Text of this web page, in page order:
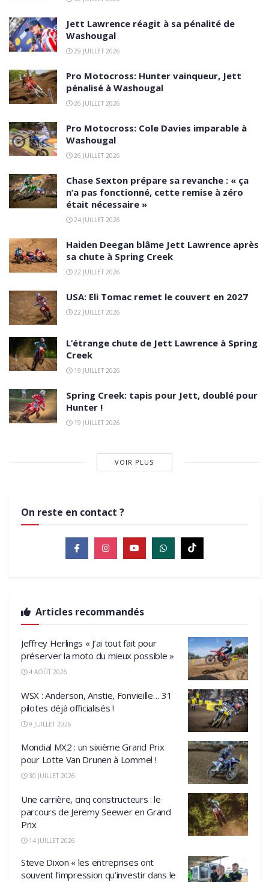
Jett Lawrence réagit à sa pénalité de
Washougal
29 JUILLET 2026
Pro Motocross: Hunter vainqueur, Jett
pénalisé à Washougal
26 JUILLET 2026
Pro Motocross: Cole Davies imparable à
Washougal
26 JUILLET 2026
Chase Sexton prépare sa revanche : « ça
n’a pas fonctionné, cette remise à zéro
était nécessaire »
24 JUILLET 2026
Haiden Deegan blâme Jett Lawrence après
sa chute à Spring Creek
22 JUILLET 2026
USA: Eli Tomac remet le couvert en 2027
22 JUILLET 2026
L’étrange chute de Jett Lawrence à Spring
Creek
19 JUILLET 2026
Spring Creek: tapis pour Jett, doublé pour
Hunter !
19 JUILLET 2026
VOIR PLUS
On reste en contact ?
Articles recommandés
Jeffrey Herlings « J’ai tout fait pour
préserver la moto du mieux possible »
4 AOÛT 2026
WSX : Anderson, Anstie, Fonvieille… 31
pilotes déjà officialisés !
9 JUILLET 2026
Mondial MX2 : un sixième Grand Prix
pour Lotte Van Drunen à Lommel !
30 JUILLET 2026
Une carrière, cinq constructeurs : le
parcours de Jeremy Seewer en Grand
Prix
14 JUILLET 2026
Steve Dixon « les entreprises ont
souvent l’impression qu’investir dans le